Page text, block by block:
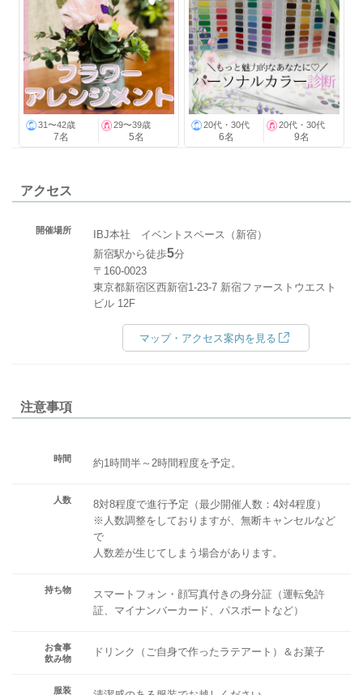
31〜42歳
7名
29〜39歳
5名
20代・30代
6名
20代・30代
9名
アクセス
開催場所
IBJ本社 イベントスペース（新宿）
新宿駅から徒歩5分
〒160-0023
東京都新宿区西新宿1-23-7 新宿ファーストウエスト
ビル 12F
マップ・アクセス案内を見る
注意事項
時間 約1時間半～2時間程度を予定。
人数
8対8程度で進行予定（最少開催人数：4対4程度）
※人数調整をしておりますが、無断キャンセルなど
で
人数差が生じてしまう場合があります。
持ち物
スマートフォン・顔写真付きの身分証（運転免許
証、マイナンバーカード、パスポートなど）
お食事
飲み物
ドリンク（ご自身で作ったラテアート）＆お菓子
服装